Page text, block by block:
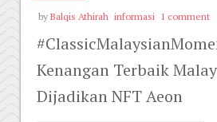
by Balqis Athirah informasi 1 comment
Kenangan Terbaik
Dijadikan NFT Aeon